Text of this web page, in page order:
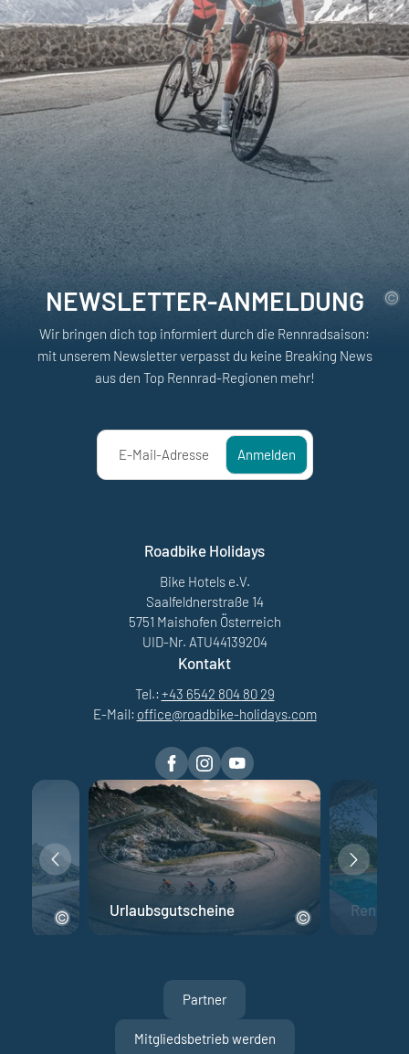
NEWSLETTER-ANMELDUNG
Wir bringen dich top informiert durch die Rennradsaison:
mit unserem Newsletter verpasst du keine Breaking News
aus den Top Rennrad-Regionen mehr!
E-Mail-Adresse Anmelden
Roadbike Holidays
Bike Hotels e.V.
Saalfeldnerstraße 14
5751 Maishofen Österreich
UID-Nr. ATU44139204
Kontakt
Tel.: +43 6542 804 80 29
E-Mail: office@roadbike-holidays.com
Urlaubsgutscheine
Partner
Mitgliedsbetrieb werden